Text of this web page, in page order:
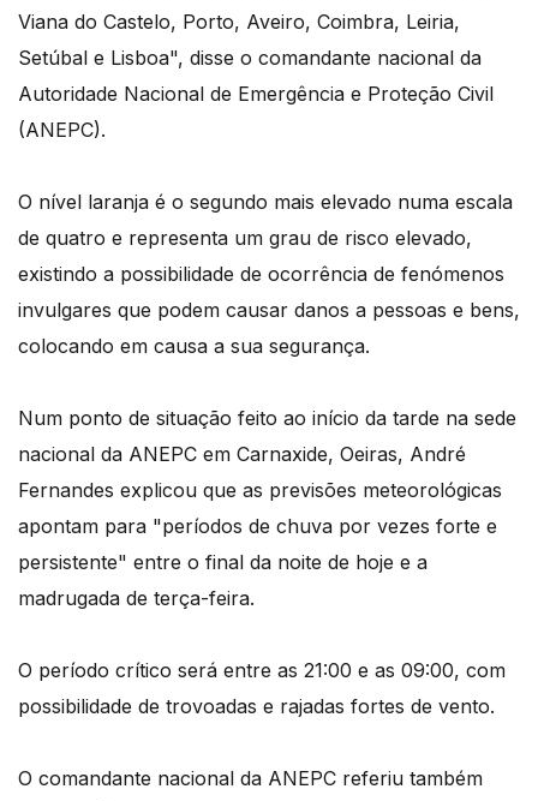
Viana do Castelo, Porto, Aveiro, Coimbra, Leiria,
Setúbal e Lisboa", disse o comandante nacional da
Autoridade Nacional de Emergência e Proteção Civil
(ANEPC).
O nível laranja é o segundo mais elevado numa escala
de quatro e representa um grau de risco elevado,
existindo a possibilidade de ocorrência de fenómenos
invulgares que podem causar danos a pessoas e bens,
colocando em causa a sua segurança.
Num ponto de situação feito ao início da tarde na sede
nacional da ANEPC em Carnaxide, Oeiras, André
Fernandes explicou que as previsões meteorológicas
apontam para "períodos de chuva por vezes forte e
persistente" entre o final da noite de hoje e a
madrugada de terça-feira.
O período crítico será entre as 21:00 e as 09:00, com
possibilidade de trovoadas e rajadas fortes de vento.
O comandante nacional da ANEPC referiu também